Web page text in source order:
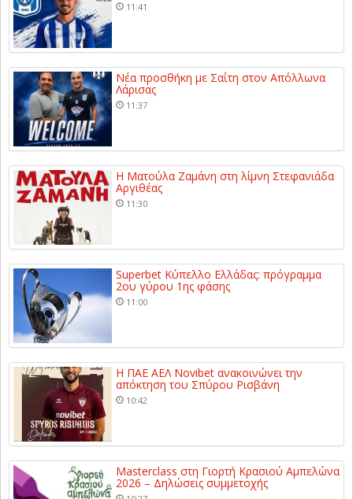
11:41
Νέα προσθήκη με Σαΐτη στον Απόλλωνα
Λάρισας
11:37
Η Ματούλα Ζαμάνη στη λίμνη Στεφανιάδα
Αργιθέας
11:30
Superbet Κύπελλο Ελλάδας: πρόγραμμα
2ου γύρου 1ης φάσης
11:00
Η ΠΑΕ ΑΕΛ Novibet ανακοινώνει την
απόκτηση του Σπύρου Ρισβάνη
10:42
Masterclass στη Γιορτή Κρασιού Αμπελώνα
2026 – Δηλώσεις συμμετοχής